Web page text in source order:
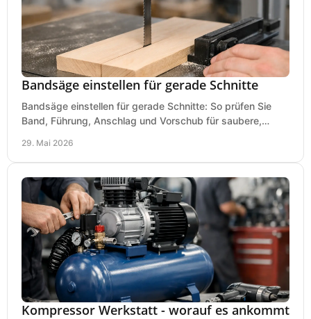
Bandsäge einstellen für gerade Schnitte
Bandsäge einstellen für gerade Schnitte: So prüfen Sie
Band, Führung, Anschlag und Vorschub für saubere,
29. Mai 2026
Kompressor Werkstatt - worauf es ankommt